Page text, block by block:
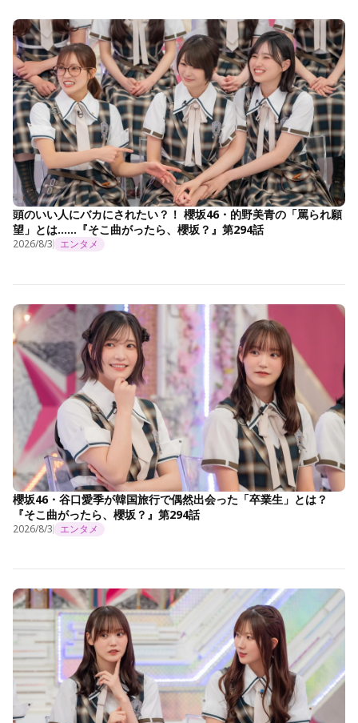
頭のいい人にバカにされたい？！ 櫻坂46・的野美青の「罵られ願
望」とは……『そこ曲がったら、櫻坂？』第294話
2026/8/3 エンタメ
櫻坂46・谷口愛季が韓国旅行で偶然出会った「卒業生」とは？
『そこ曲がったら、櫻坂？』第294話
2026/8/3 エンタメ